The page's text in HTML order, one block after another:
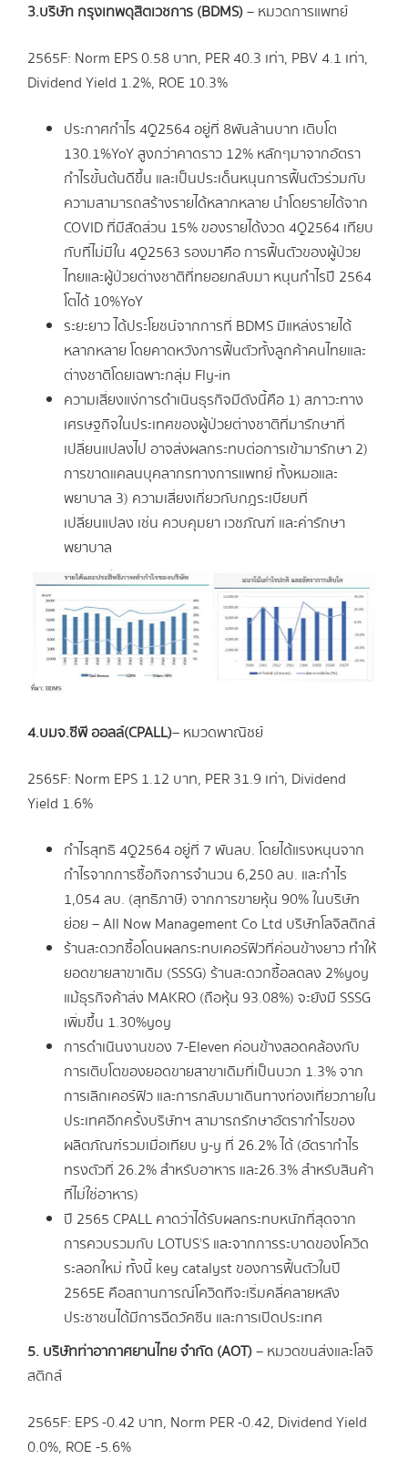
3.บริษัท กรุงเทพดุสิตเวชการ (BDMS)– หมวดการแพทย์
2565F: Norm EPS 0.58 บาท, PER 40.3 เท่า, PBV 4.1 เท่า,
Dividend Yield 1.2%, ROE 10.3%
ประกาศกำไร 4Q2564 อยู่ที่ 8พันล้านบาท เติบโต
130.1%YoY สูงกว่าคาดราว 12% หลักๆมาจากอัตรา
กำไรขั้นต้นดีขึ้น และเป็นประเด็นหนุนการฟื้นตัวร่วมกับ
ความสามารถสร้างรายได้หลากหลาย นำโดยรายได้จาก
COVID ที่มีสัดส่วน 15% ของรายได้งวด 4Q2564 เทียบ
กับที่ไม่มีใน 4Q2563 รองมาคือ การฟื้นตัวของผู้ป่วย
ไทยและผู้ป่วยต่างชาติที่ทยอยกลับมา หนุนกำไรปี 2564
โตได้ 10%YoY
ระยะยาว ได้ประโยชน์จากการที่ BDMS มีแหล่งรายได้
หลากหลาย โดยคาดหวังการฟื้นตัวทั้งลูกค้าคนไทยและ
ต่างชาติโดยเฉพาะกลุ่ม Fly-in
ความเสี่ยงแง่การดำเนินธุรกิจมีดังนี้คือ 1) สภาวะทาง
เศรษฐกิจในประเทศของผู้ป่วยต่างชาติที่มารักษาที่
เปลี่ยนแปลงไป อาจส่งผลกระทบต่อการเข้ามารักษา 2)
การขาดแคลนบุคลากรทางการแพทย์ ทั้งหมอและ
พยาบาล 3) ความเสี่ยงเกี่ยวกับกฎระเบียบที่
เปลี่ยนแปลง เช่น ควบคุมยา เวชภัณฑ์ และค่ารักษา
พยาบาล
4.บมจ.ซีพี ออลล์(CPALL)– หมวดพาณิชย์
2565F: Norm EPS 1.12 บาท, PER 31.9 เท่า, Dividend
Yield 1.6%
กำไรสุทธิ 4Q2564 อยู่ที่ 7 พันลบ. โดยได้แรงหนุนจาก
กำไรจากการซื้อกิจการจำนวน 6,250 ลบ. และกำไร
1,054 ลบ. (สุทธิภาษี) จากการขายหุ้น 90% ในบริษัท
ย่อย – All Now Management Co Ltd บริษัทโลจิสติกส์
ร้านสะดวกซื้อโดนผลกระทบเคอร์ฟิวที่ค่อนข้างยาว ทำให้
ยอดขายสาขาเดิม (SSSG) ร้านสะดวกซื้อลดลง 2%yoy
แม้ธุรกิจค้าส่ง MAKRO (ถือหุ้น 93.08%) จะยังมี SSSG
เพิ่มขึ้น 1.30%yoy
การดำเนินงานของ 7-Eleven ค่อนข้างสอดคล้องกับ
การเติบโตของยอดขายสาขาเดิมที่เป็นบวก 1.3% จาก
การเลิกเคอร์ฟิว และการกลับมาเดินทางท่องเที่ยวภายใน
ประเทศอีกครั้งบริษัทฯ สามารถรักษาอัตรากำไรของ
ผลิตภัณฑ์รวมเมื่อเทียบ y-y ที่ 26.2% ได้ (อัตรากำไร
ทรงตัวที่ 26.2% สำหรับอาหาร และ26.3% สำหรับสินค้า
ที่ไม่ใช่อาหาร)
ปี 2565 CPALL คาดว่าได้รับผลกระทบหนักที่สุดจาก
การควบรวมกับ LOTUS’S และจากการระบาดของโควิด
ระลอกใหม่ ทั้งนี้ key catalyst ของการฟื้นตัวในปี
2565E คือสถานการณ์โควิดทีจะเริ่มคลี่คลายหลัง
ประชาชนได้มีการฉีดวัคซีน และการเปิดประเทศ
5.บริษัทท่าอากาศยานไทย จำกัด (AOT)– หมวดขนส่งและโลจิ
สติกส์
2565F: EPS -0.42 บาท, Norm PER -0.42, Dividend Yield
0.0%, ROE -5.6%